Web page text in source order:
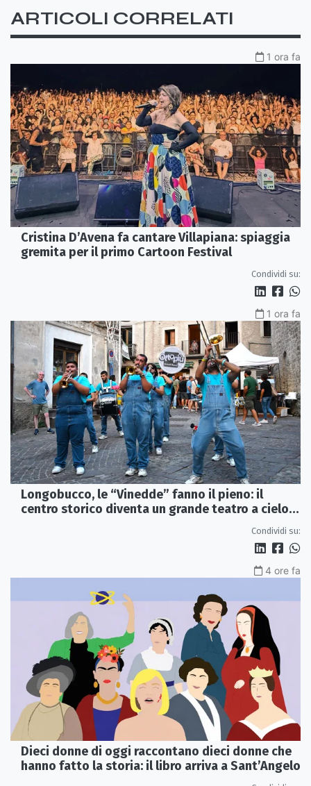
ARTICOLI CORRELATI
1 ora fa
Cristina D’Avena fa cantare Villapiana: spiaggia
gremita per il primo Cartoon Festival
Condividi su:
1 ora fa
Longobucco, le “Vinedde” fanno il pieno: il
centro storico diventa un grande teatro a cielo
Condividi su:
4 ore fa
Dieci donne di oggi raccontano dieci donne che
hanno fatto la storia: il libro arriva a Sant’Angelo